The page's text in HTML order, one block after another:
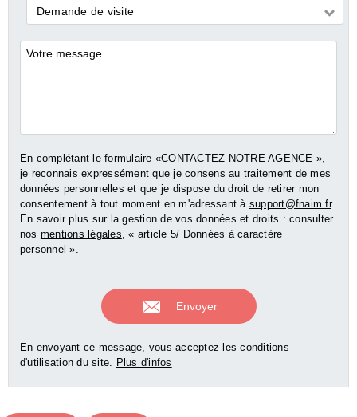
Demande
*
Demande de visite
Commentaires
En complétant le formulaire «CONTACTEZ NOTRE AGENCE »,
je reconnais expressément que je consens au traitement de mes
données personnelles et que je dispose du droit de retirer mon
consentement à tout moment en m'adressant à support@fnaim.fr.
En savoir plus sur la gestion de vos données et droits : consulter
nos mentions légales , « article 5/ Données à caractère
personnel ».
En envoyant ce message, vous acceptez les conditions
d'utilisation du site. Plus d'infos